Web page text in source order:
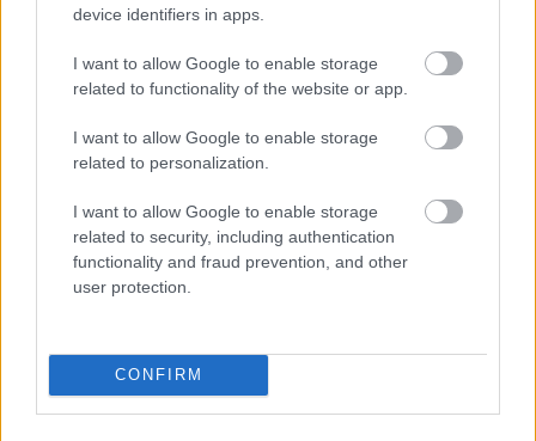
device identifiers in apps.
I want to allow Google to enable storage
related to functionality of the website or app.
I want to allow Google to enable storage
related to personalization.
I want to allow Google to enable storage
related to security, including authentication
functionality and fraud prevention, and other
user protection.
CONFIRM
HolmenkollstafettenHER
Eva Ingebrigtsen under Tour de Ski i vinter. Foto:
Vanzetta/NordicFocus.
Meld deg på vårt nyhetsbrev